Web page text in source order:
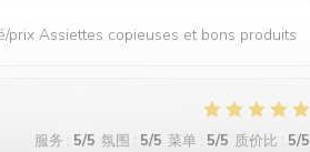
Assiettes copieuses et bons produits
服务 : 5/5 氛围 : 5/5 菜单 : 5/5 质价比 : 5/5